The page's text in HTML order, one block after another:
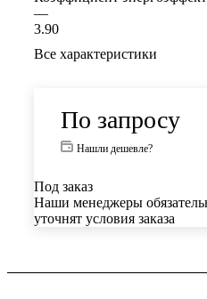
—
3.90
Все характеристики
По запросу
Нашли дешевле?
Под заказ
Наши менеджеры
уточнят условия заказа